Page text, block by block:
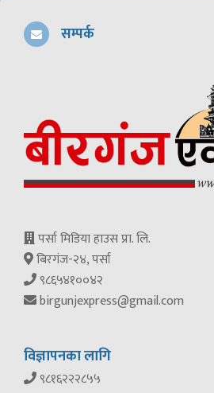
सम्पर्क
पर्सा मिडिया हाउस प्रा. लि.
बिरगंज-२४, पर्सा
९८६५४१००४२
birgunjexpress@gmail.com
विज्ञापनका लागि
९८१६२२२८५५